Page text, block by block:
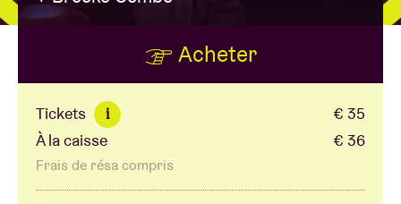
Location de salles
BRDCST
ABtv
Acheter
Tickets i
€ 35
À la caisse
€ 36
Frais de résa compris